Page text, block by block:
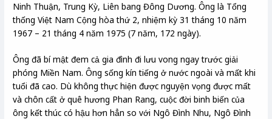
Ninh Thuận, Trung Kỳ, Liên bang Đông Dương. Ông là Tổng
thống Việt Nam Cộng hòa thứ 2, nhiệm kỳ 31 tháng 10 năm
1967 – 21 tháng 4 năm 1975 (7 năm, 172 ngày).
Ông đã bí mật đem cả gia đình đi lưu vong ngay trước giải
phóng Miền Nam. Ông sống kín tiếng ở nước ngoài và mất khi
tuổi đã cao. Dù không thực hiện được nguyện vọng được mất
và chôn cất ở quê hương Phan Rang, cuộc đời binh biến của
ông kết thúc có hậu hơn hẳn so với Ngô Đình Nhu, Ngô Đình